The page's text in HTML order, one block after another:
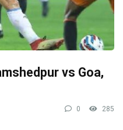
vs Goa,
0 285